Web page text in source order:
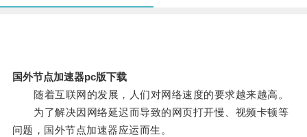
国外节点加速器pc版下载
随着互联网的发展，人们对网络速度的要求越来越高。
为了解决因网络延迟而导致的网页打开慢、视频卡顿等
问题，国外节点加速器应运而生。